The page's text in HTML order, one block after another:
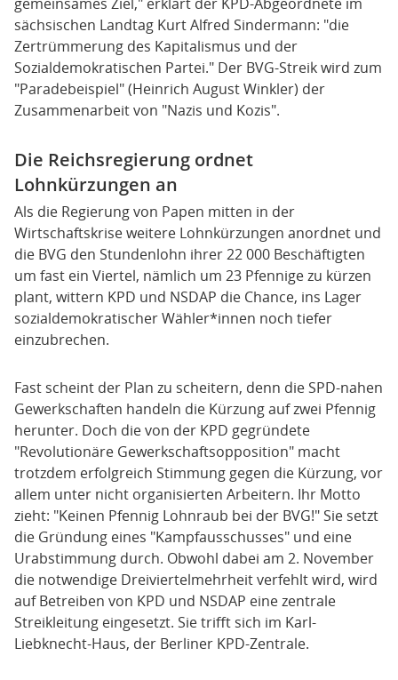
gemeinsames Ziel," erklärt der KPD-Abgeordnete im
sächsischen Landtag Kurt Alfred Sindermann: "die
Zertrümmerung des Kapitalismus und der
Sozialdemokratischen Partei." Der BVG-Streik wird zum
"Paradebeispiel" (Heinrich August Winkler) der
Zusammenarbeit von "Nazis und Kozis".
Die Reichsregierung ordnet
Lohnkürzungen an
Als die Regierung von Papen mitten in der
Wirtschaftskrise weitere Lohnkürzungen anordnet und
die BVG den Stundenlohn ihrer 22 000 Beschäftigten
um fast ein Viertel, nämlich um 23 Pfennige zu kürzen
plant, wittern KPD und NSDAP die Chance, ins Lager
sozialdemokratischer Wähler*innen noch tiefer
einzubrechen.
Fast scheint der Plan zu scheitern, denn die SPD-nahen
Gewerkschaften handeln die Kürzung auf zwei Pfennig
herunter. Doch die von der KPD gegründete
"Revolutionäre Gewerkschaftsopposition" macht
trotzdem erfolgreich Stimmung gegen die Kürzung, vor
allem unter nicht organisierten Arbeitern. Ihr Motto
zieht: "Keinen Pfennig Lohnraub bei der BVG!" Sie setzt
die Gründung eines "Kampfausschusses" und eine
Urabstimmung durch. Obwohl dabei am 2. November
die notwendige Dreiviertelmehrheit verfehlt wird, wird
auf Betreiben von KPD und NSDAP eine zentrale
Streikleitung eingesetzt. Sie trifft sich im Karl-
Liebknecht-Haus, der Berliner KPD-Zentrale.